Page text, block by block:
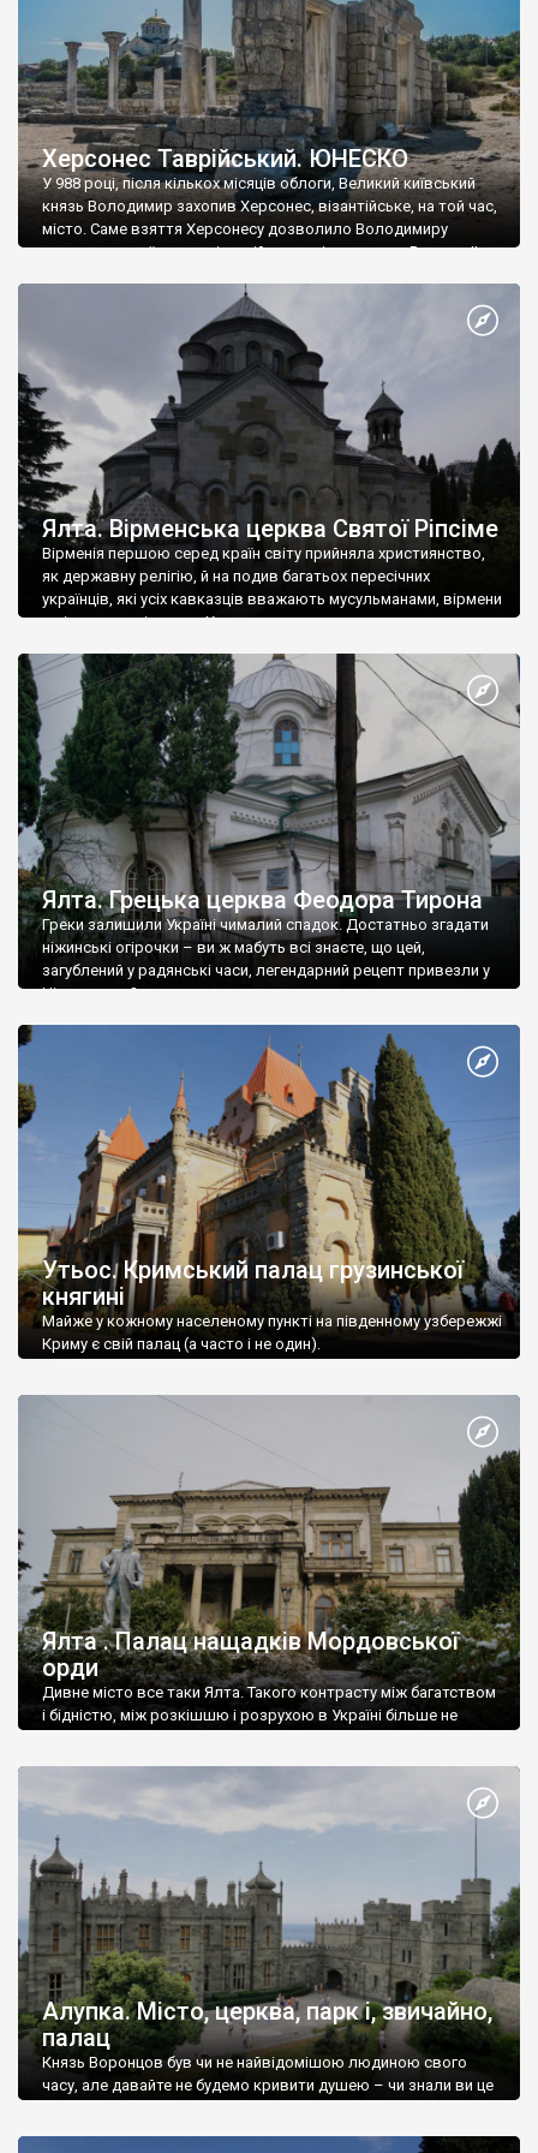
Херсонес Таврійський. ЮНЕСКО
У 988 році, після кількох місяців облоги, Великий київський
князь Володимир захопив Херсонес, візантійське, на той час,
місто. Саме взяття Херсонесу дозволило Володимиру
диктувати свої умови візантійському імператору Василю ІІ, та
Херсонесі Володимир-язичник, став Василем-християнином.
А потім було Хрещення Русі. На честь Херсонесу Таврійського
Ялта. Вірменська церква Святої Ріпсіме
Вірменія першою серед країн світу прийняла християнство,
як державну релігію, й на подив багатьох пересічних
українців, які усіх кавказців вважають мусульманами, вірмени
є відданими вірянами Христа
Ялта. Грецька церква Феодора Тирона
Греки залишили Україні чималий спадок. Достатньо згадати
ніжинські огірочки – ви ж мабуть всі знаєте, що цей,
загублений у радянські часи, легендарний рецепт привезли у
Ніжин греки?
Утьос. Кримський палац грузинської
княгині
Майже у кожному населеному пункті на південному узбережжі
Криму є свій палац (а часто і не один).
Ялта . Палац нащадків Мордовської
орди
Дивне місто все таки Ялта. Такого контрасту між багатством
і бідністю, між розкішшю і розрухою в Україні більше не
Алупка. Місто, церква, парк і, звичайно,
палац
Князь Воронцов був чи не найвідомішою людиною свого
часу, але давайте не будемо кривити душею – чи знали ви це